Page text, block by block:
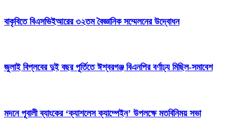
বাকৃবিতে বিএসভিইআরের ৩২তম বৈজ্ঞানিক সম্মেলনের উদ্বোধন
জুলাই বিপ্লবের দুই বছর পূর্তিতে ঈশ্বরগঞ্জ বিএনপির বর্ণাঢ্য মিছিল-সমাবেশ
মদনে পূবালী ব্যাংকের ‘ক্যাশলেস ক্যাম্পেইন’ উপলক্ষে মতবিনিময় সভা